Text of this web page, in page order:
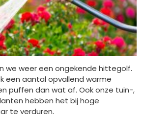
we weer een ongekende hittegolf.
een aantal opvallend warme
puffen dan wat af. Ook onze tuin-,
hebben het bij hoge
te verduren.